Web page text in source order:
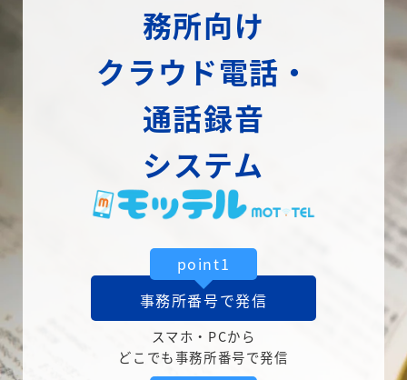
務所向け
クラウド電話・
通話録音
システム
point1
事務所番号で発信
スマホ・PCから
どこでも事務所番号で発信